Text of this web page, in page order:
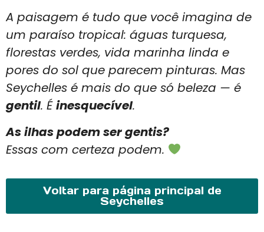
A paisagem é tudo que você imagina de
um paraíso tropical: águas turquesa,
florestas verdes, vida marinha linda e
pores do sol que parecem pinturas. Mas
Seychelles é mais do que só beleza — é
gentil. Éinesquecível.
As ilhas podem ser gentis?
Essas com certeza podem.
Voltar para página principal de
Seychelles